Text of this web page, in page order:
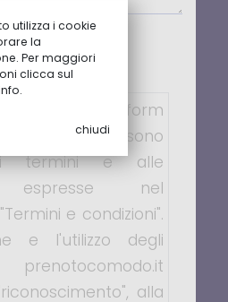
ed i form
sono
termini e alle
espresse nel
e condizioni".
e l'utilizzo degli
alla
utilizza i cookie
la
Per maggiori
clicca sul
chiudi